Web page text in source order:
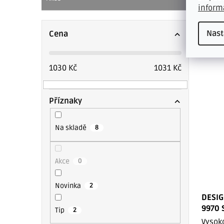
Cena
1030 Kč 1031 Kč
Příznaky
Na skladě 8
Akce 0
Novinka 2
Tip 2
851 Kč
1
/
9970